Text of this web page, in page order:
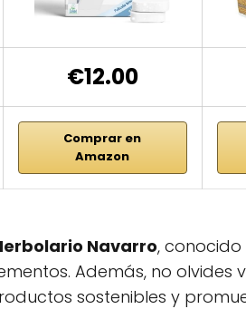
€12.00
Comprar en
Amazon
Navarro,
Además, no olvides
sostenibles y